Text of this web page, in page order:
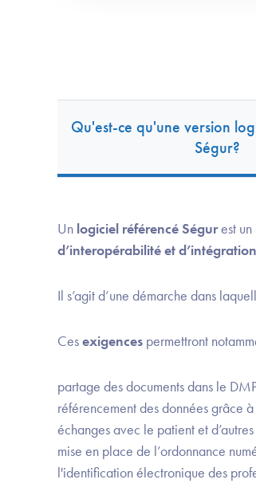
Qu'est-ce qu'une version
Ségur?
Un logiciel référencé Ségurest un
d’interopérabilité et
Il s’agit d’une démarche dans
Cesexigences permettront
partage des documents dans le
référencement des données grâce
échanges avec le patient et
mise en place de l’ordonnance
l'identification électronique des